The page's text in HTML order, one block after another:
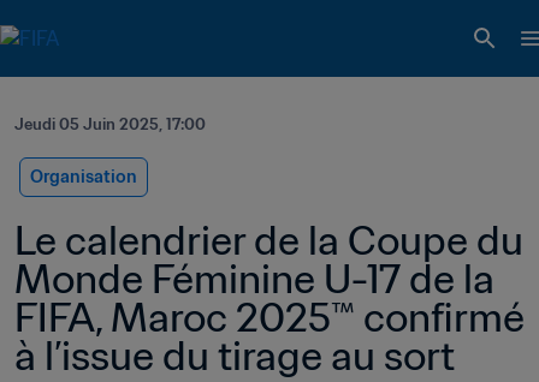
Jeudi 05 Juin 2025, 17:00
Organisation
Le calendrier de la Coupe du
Monde Féminine U-17 de la
FIFA, Maroc 2025™ confirmé
à l’issue du tirage au sort